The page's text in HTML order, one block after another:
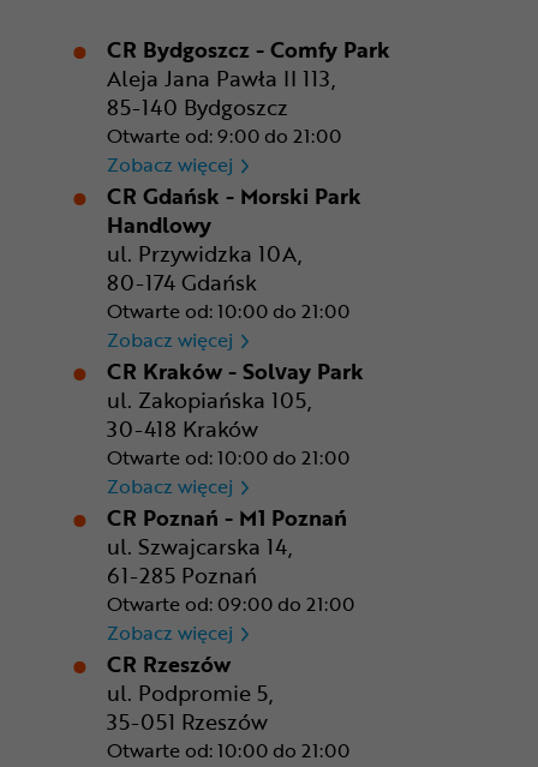
CR Bydgoszcz - Comfy Park
Aleja Jana Pawła II 113,
85-140 Bydgoszcz
Otwarte od: 9:00 do 21:00
Zobacz więcej CR Bydgoszcz - Comfy Park
CR Gdańsk - Morski Park
Handlowy
ul. Przywidzka 10A,
80-174 Gdańsk
Otwarte od: 10:00 do 21:00
Zobacz więcej CR Gdańsk - Morski Park
CR Kraków - Solvay Park
ul. Zakopiańska 105,
30-418 Kraków
Otwarte od: 10:00 do 21:00
Zobacz więcej CR Kraków - Solvay Park
CR Poznań - M1 Poznań
ul. Szwajcarska 14,
61-285 Poznań
Otwarte od: 09:00 do 21:00
Zobacz więcej CR Poznań - M1 Poznań
CR Rzeszów
ul. Podpromie 5,
35-051 Rzeszów
Otwarte od: 10:00 do 21:00